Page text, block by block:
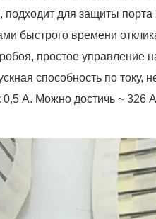
подходит для защиты
быстрого времени
простое управление
способность по
0,5 А. Можно достичь ~